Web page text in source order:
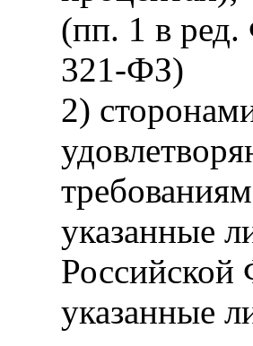
(пп. 1 в ред.
321-ФЗ)
2)
указанные
Российской
указанные